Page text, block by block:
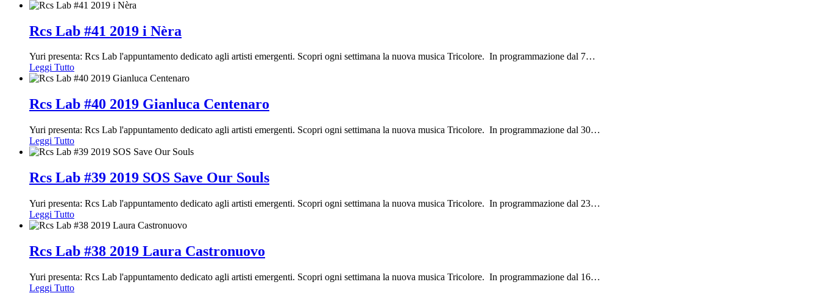
Rcs Lab #41 2019 i Nèra
Yuri presenta: Rcs Lab l'appuntamento dedicato agli artisti emergenti. Scopri ogni settimana la nuova musica Tricolore. In programmazione dal 7…
Leggi Tutto
Rcs Lab #40 2019 Gianluca Centenaro
Yuri presenta: Rcs Lab l'appuntamento dedicato agli artisti emergenti. Scopri ogni settimana la nuova musica Tricolore. In programmazione dal 30…
Leggi Tutto
Rcs Lab #39 2019 SOS Save Our Souls
Yuri presenta: Rcs Lab l'appuntamento dedicato agli artisti emergenti. Scopri ogni settimana la nuova musica Tricolore. In programmazione dal 23…
Leggi Tutto
Rcs Lab #38 2019 Laura Castronuovo
Yuri presenta: Rcs Lab l'appuntamento dedicato agli artisti emergenti. Scopri ogni settimana la nuova musica Tricolore. In programmazione dal 16…
Leggi Tutto